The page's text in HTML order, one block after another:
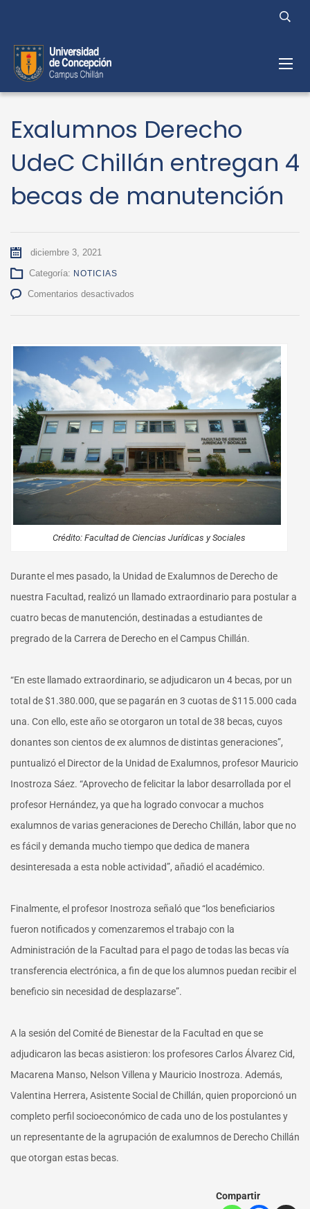
Exalumnos Derecho
UdeC Chillán entregan 4
becas de manutención
diciembre 3, 2021
Categoría: NOTICIAS
Comentarios desactivados
Chillán
entregan
4
becas
de
manutención
Crédito: Facultad de Ciencias Jurídicas y Sociales
Durante el mes pasado, la Unidad de Exalumnos de Derecho de
nuestra Facultad, realizó un llamado extraordinario para postular a
cuatro becas de manutención, destinadas a estudiantes de
pregrado de la Carrera de Derecho en el Campus Chillán.
“En este llamado extraordinario, se adjudicaron un 4 becas, por un
total de $1.380.000, que se pagarán en 3 cuotas de $115.000 cada
una. Con ello, este año se otorgaron un total de 38 becas, cuyos
donantes son cientos de ex alumnos de distintas generaciones”,
puntualizó el Director de la Unidad de Exalumnos, profesor Mauricio
Inostroza Sáez. “Aprovecho de felicitar la labor desarrollada por el
profesor Hernández, ya que ha logrado convocar a muchos
exalumnos de varias generaciones de Derecho Chillán, labor que no
es fácil y demanda mucho tiempo que dedica de manera
desinteresada a esta noble actividad”, añadió el académico.
Finalmente, el profesor Inostroza señaló que “los beneficiarios
fueron notificados y comenzaremos el trabajo con la
Administración de la Facultad para el pago de todas las becas vía
transferencia electrónica, a fin de que los alumnos puedan recibir el
beneficio sin necesidad de desplazarse”.
A la sesión del Comité de Bienestar de la Facultad en que se
adjudicaron las becas asistieron: los profesores Carlos Álvarez Cid,
Macarena Manso, Nelson Villena y Mauricio Inostroza. Además,
Valentina Herrera, Asistente Social de Chillán, quien proporcionó un
completo perfil socioeconómico de cada uno de los postulantes y
un representante de la agrupación de exalumnos de Derecho Chillán
que otorgan estas becas.
Compartir